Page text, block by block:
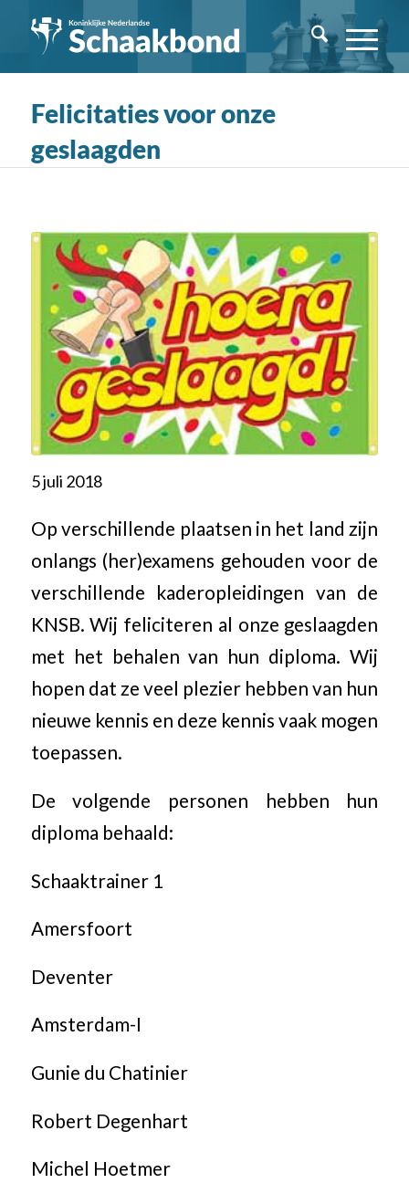
Felicitaties voor onze
geslaagden
5 juli 2018
Op verschillende plaatsen in het land zijn
onlangs (her)examens gehouden voor de
verschillende kaderopleidingen van de
KNSB. Wij feliciteren al onze geslaagden
met het behalen van hun diploma. Wij
hopen dat ze veel plezier hebben van hun
nieuwe kennis en deze kennis vaak mogen
toepassen.
De volgende personen hebben hun
diploma behaald:
Schaaktrainer 1
Amersfoort
Deventer
Amsterdam-I
Gunie du Chatinier
Robert Degenhart
Michel Hoetmer